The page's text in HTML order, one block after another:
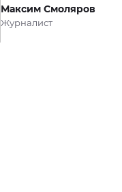
Максим Смоляров
Журналист